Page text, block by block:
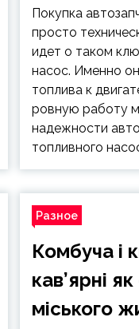
Покупка
просто
идет о таком
насос. Именно
топлива к
ровную работу
надежности
топливного
Разное
Комбуча і
кав’ярні
міського